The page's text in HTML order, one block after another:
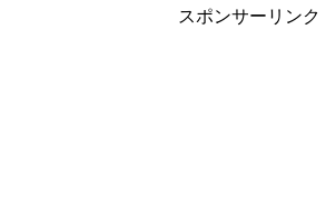
スポンサーリンク